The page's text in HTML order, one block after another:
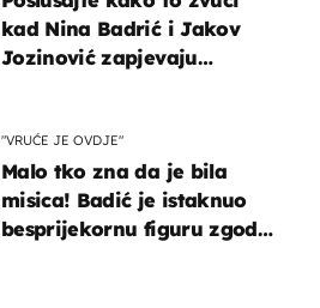
kad Nina Badrić i Jakov
Jozinović zapjevaju
"VRUĆE JE OVDJE"
Malo tko zna da je bila
misica! Badić je istaknuo
besprijekornu figuru zgodne